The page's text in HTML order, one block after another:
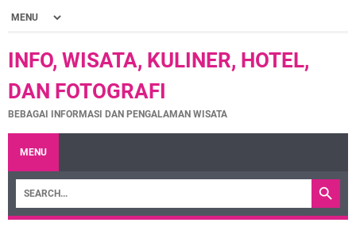
INFO, WISATA, KULINER, HOTEL,
DAN FOTOGRAFI
BEBAGAI INFORMASI DAN PENGALAMAN WISATA
MENU